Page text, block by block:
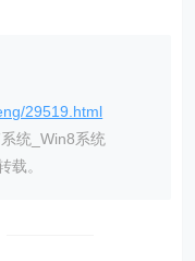
29519.html
统_Win8系统
载。